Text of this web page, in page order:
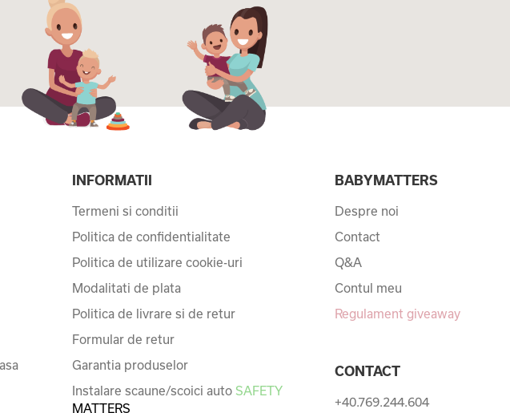
INFORMATII
Termeni si conditii
Politica de confidentialitate
Politica de utilizare cookie-uri
Modalitati de plata
Politica de livrare si de retur
Formular de retur
Garantia produselor
Instalare scaune/scoici auto SAFETY
MATTERS
BABYMATTERS
Despre noi
Contact
Q&A
Contul meu
Regulament giveaway
CONTACT
+40.769.244.604